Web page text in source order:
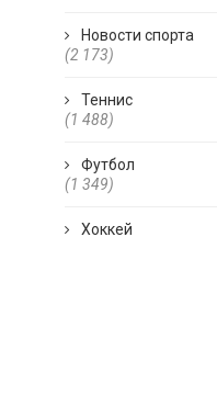
Новости спорта
(2 173)
Теннис
(1 488)
Футбол
(1 349)
Хоккей